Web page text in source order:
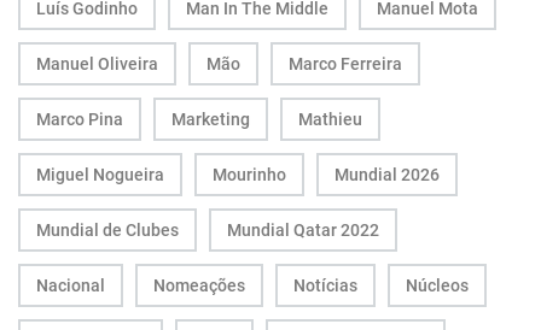
Luís Godinho Man In The Middle Manuel Mota
Manuel Oliveira Mão Marco Ferreira
Marco Pina Marketing Mathieu
Miguel Nogueira Mourinho Mundial 2026
Mundial de Clubes Mundial Qatar 2022
Nacional Nomeações Notícias Núcleos